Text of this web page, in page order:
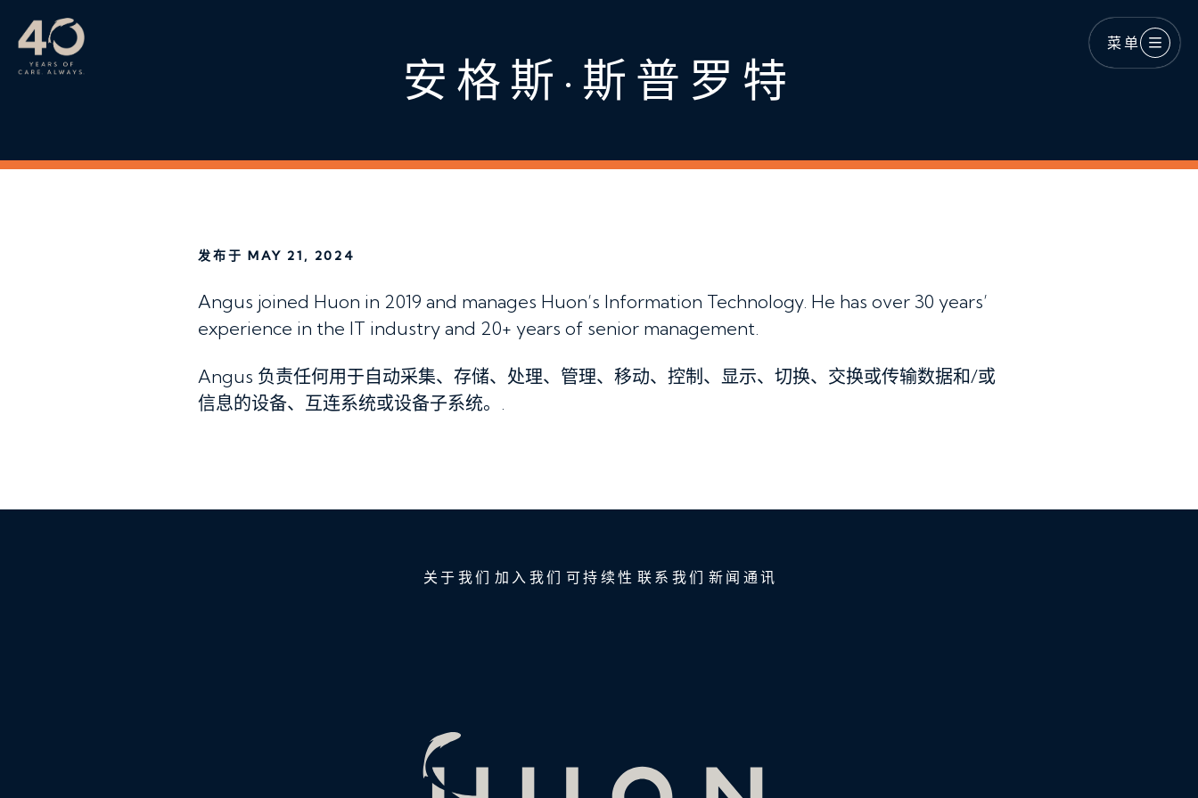
跳至主内容
菜单
安格斯·斯普罗特
发布于 MAY 21, 2024
Angus joined Huon in 2019 and manages Huon’s Information Technology. He has over 30 years’
experience in the IT industry and 20+ years of senior management.
Angus 负责任何用于自动采集、存储、处理、管理、移动、控制、显示、切换、交换或传输数据和/或
信息的设备、互连系统或设备子系统。.
关于我们 加入我们 可持续性 联系我们 新闻通讯